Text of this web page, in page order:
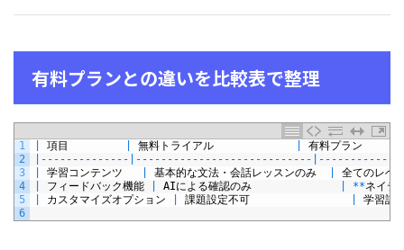
有料プランとの違いを比較表で整理
1
2
3
4
5
6
項目 無料トライアル
有料プラン
-- -- -- -- -- -- -- -- -- -- -- -- -- -- -- -- -- -- -- -- -- -- -- -- -- -- --
学習コンテンツ 基本的な文法・会話レッスンのみ
全てのレベ
フィードバック機能 AIによる確認のみ **ネイテ
カスタマイズオプション 課題設定不可 学習計